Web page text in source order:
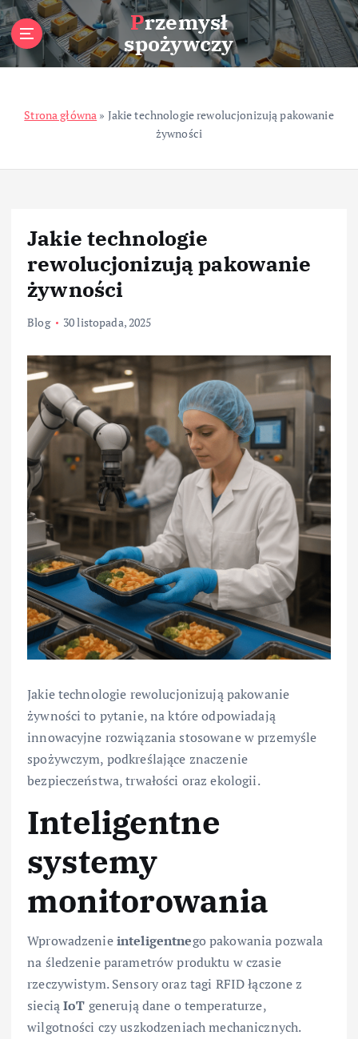
S
k
i
p
t
Przemysł
spożywczy
Strona główna » Jakie technologie rewolucjonizują pakowanie
żywności
Jakie technologie
rewolucjonizują pakowanie
żywności
Blog 30 listopada, 2025
Jakie technologie rewolucjonizują pakowanie
żywności to pytanie, na które odpowiadają
innowacyjne rozwiązania stosowane w przemyśle
spożywczym, podkreślające znaczenie
bezpieczeństwa, trwałości oraz ekologii.
Inteligentne
systemy
monitorowania
Wprowadzenieinteligentnego pakowania pozwala
na śledzenie parametrów produktu w czasie
rzeczywistym. Sensory oraz tagi RFID łączone z
sieciąIoT generują dane o temperaturze,
wilgotności czy uszkodzeniach mechanicznych.